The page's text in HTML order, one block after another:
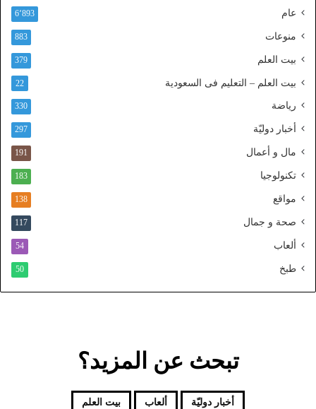
ف
ا
ا
ل
ط
ا
م
و
د
عام 6٬893
منوعات 883
بيت العلم 379
بيت العلم – التعليم فى السعودية 22
رياضة 330
أخبار دوليّة 297
مال و أعمال 191
تكنولوجيا 183
مواقع 138
صحة و جمال 117
ألعاب 54
طبخ 50
تبحث عن المزيد؟
أخبار دوليّة ألعاب بيت العلم